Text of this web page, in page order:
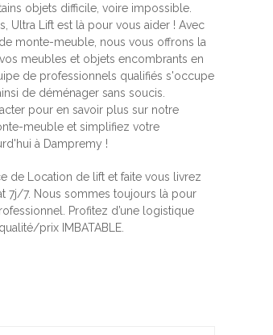
objets difficile, voire impossible.
Ultra Lift est là pour vous aider ! Avec
monte-meuble, nous vous offrons la
meubles et objets encombrants en
de professionnels qualifiés s'occupe
de déménager sans soucis.
pour en savoir plus sur notre
meuble et simplifiez votre
à Dampremy !
de Location de lift et faite vous livrez
7j/7. Nous sommes toujours là pour
Profitez d’une logistique
prix IMBATABLE.